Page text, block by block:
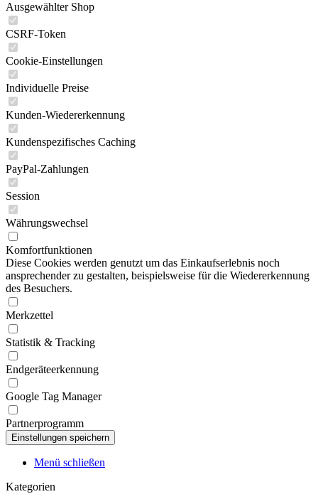
Ausgewählter Shop
CSRF-Token
Cookie-Einstellungen
Individuelle Preise
Kunden-Wiedererkennung
Kundenspezifisches Caching
PayPal-Zahlungen
Session
Währungswechsel
Komfortfunktionen
Diese Cookies werden genutzt um das Einkaufserlebnis noch
ansprechender zu gestalten, beispielsweise für die Wiedererkennung
des Besuchers.
Merkzettel
Statistik & Tracking
Endgeräteerkennung
Google Tag Manager
Partnerprogramm
Menü schließen
Kategorien